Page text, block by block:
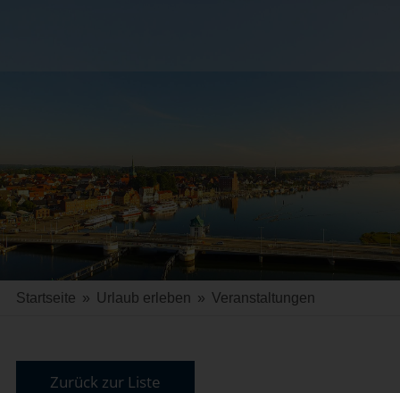
Startseite » Urlaub erleben » Veranstaltungen
Zurück zur Liste